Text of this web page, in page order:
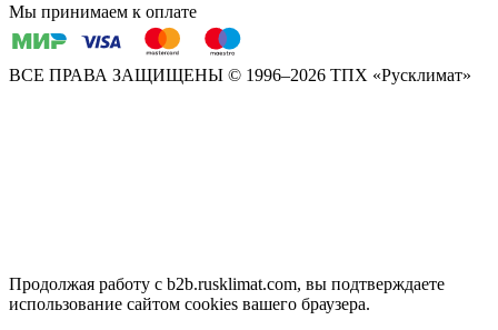
Мы принимаем к оплате
ВСЕ ПРАВА ЗАЩИЩЕНЫ © 1996–2026 ТПХ «Русклимат»
Продолжая работу с b2b.rusklimat.com, вы подтверждаете
использование сайтом cookies вашего браузера.